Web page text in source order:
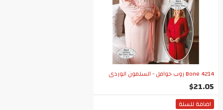
Bone 4214 روب حوامل - السلمون الوردي
$21.05
اضافة للسلة